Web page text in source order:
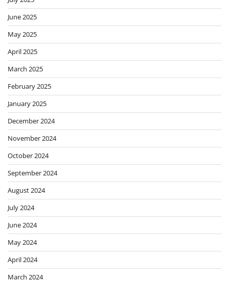
June 2025
May 2025
April 2025
March 2025
February 2025
January 2025
December 2024
November 2024
October 2024
September 2024
August 2024
July 2024
June 2024
May 2024
April 2024
March 2024